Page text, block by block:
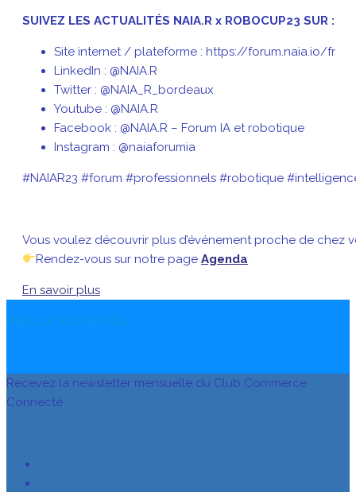
SUIVEZ LES ACTUALITÉS NAIA.R x ROBOCUP23 SUR :
Site internet / plateforme : https://forum.naia.io/fr
LinkedIn : @NAIA.R
Twitter : @NAIA_R_bordeaux
Youtube : @NAIA.R
Facebook : @NAIA.R – Forum IA et robotique
Instagram : @naiaforumia
#NAIAR23 #forum #professionnels #robotique
Vous voulez découvrir plus d’événement proche de chez
Rendez-vous sur notre pageAgenda
En savoir plus
AVEC LE SOUTIEN DE
Recevez la newsletter mensuelle du Club Commerce
Connecté